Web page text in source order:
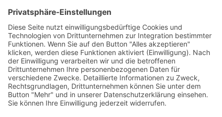
ÖFFNUNGS­ZEI­TEN
Mo-Do: 09:00 — 20:00 Uhr
Fr: 09:00 — 18:00 Uhr
Sa*: 10:00 — 18:00 Uhr
*auf Anfrage 3x im Monat